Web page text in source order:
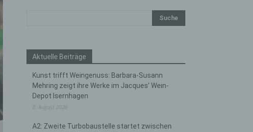
Aktuelle Beiträge
Kunst trifft Weingenuss: Barbara-Susann
Mehring zeigt ihre Werke im Jacques’ Wein-
Depot Isernhagen
8. August 2026
A2: Zweite Turbobaustelle startet zwischen